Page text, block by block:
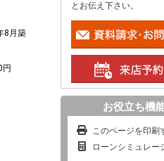
8月築
円
とお伝え下さい。
お役立ち機
このページを印刷
ローンシミュレー